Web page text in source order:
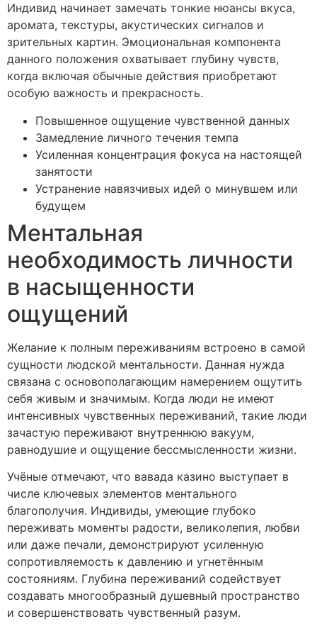
Индивид начинает замечать тонкие нюансы вкуса,
аромата, текстуры, акустических сигналов и
зрительных картин. Эмоциональная компонента
данного положения охватывает глубину чувств,
когда включая обычные действия приобретают
особую важность и прекрасность.
Повышенное ощущение чувственной данных
Замедление личного течения темпа
Усиленная концентрация фокуса на настоящей
занятости
Устранение навязчивых идей о минувшем или
будущем
Ментальная
необходимость личности
в насыщенности
ощущений
Желание к полным переживаниям встроено в самой
сущности людской ментальности. Данная нужда
связана с основополагающим намерением ощутить
себя живым и значимым. Когда люди не имеют
интенсивных чувственных переживаний, такие люди
зачастую переживают внутреннюю вакуум,
равнодушие и ощущение бессмысленности жизни.
Учёные отмечают, что вавада казино выступает в
числе ключевых элементов ментального
благополучия. Индивиды, умеющие глубоко
переживать моменты радости, великолепия, любви
или даже печали, демонстрируют усиленную
сопротивляемость к давлению и угнетённым
состояниям. Глубина переживаний содействует
создавать многообразный душевный пространство
и совершенствовать чувственный разум.